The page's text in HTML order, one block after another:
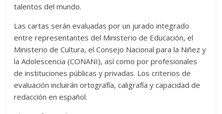
talentos del mundo.
Las cartas serán evaluadas por un jurado integrado
entre representantes del Ministerio de Educación, el
Ministerio de Cultura, el Consejo Nacional para la Niñez y
la Adolescencia (CONANI), así como por profesionales
de instituciones públicas y privadas. Los criterios de
evaluación incluirán ortografía, caligrafía y capacidad de
redacción en español.